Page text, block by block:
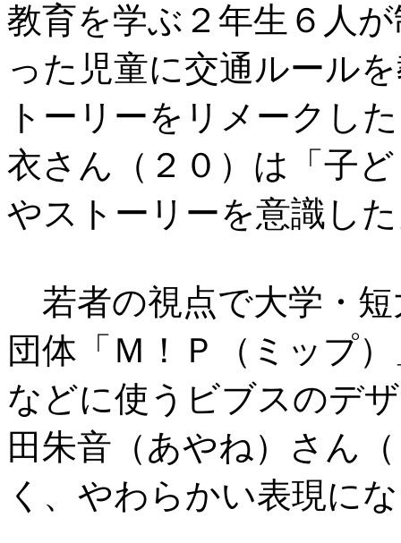
教育を学ぶ２年生６人
った児童に交通ルール
トーリーをリメークし
衣さん（２０）は「子
やストーリーを意識し
若者の視点で大学・短
団体「Ｍ！Ｐ（ミップ
などに使うビブスのデ
田朱音（あやね）さん
く、やわらかい表現に